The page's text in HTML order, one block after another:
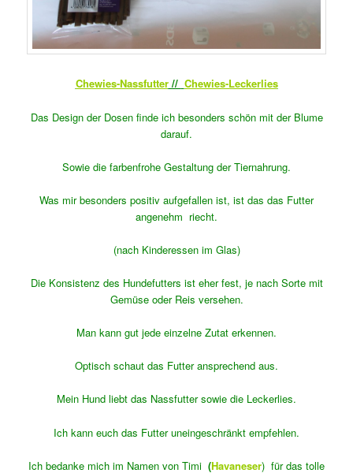
Chewies-Nassfutter// Chewies-Leckerlies
Das Design der Dosen finde ich besonders schön mit der Blume
darauf.
Sowie die farbenfrohe Gestaltung der Tiernahrung.
Was mir besonders positiv aufgefallen ist, ist das das Futter
angenehm riecht.
(nach Kinderessen im Glas)
Die Konsistenz des Hundefutters ist eher fest, je nach Sorte mit
Gemüse oder Reis versehen.
Man kann gut jede einzelne Zutat erkennen.
Optisch schaut das Futter ansprechend aus.
Mein Hund liebt das Nassfutter sowie die Leckerlies.
Ich kann euch das Futter uneingeschränkt empfehlen.
Ich bedanke mich im Namen von Timi (Havaneser) für das tolle